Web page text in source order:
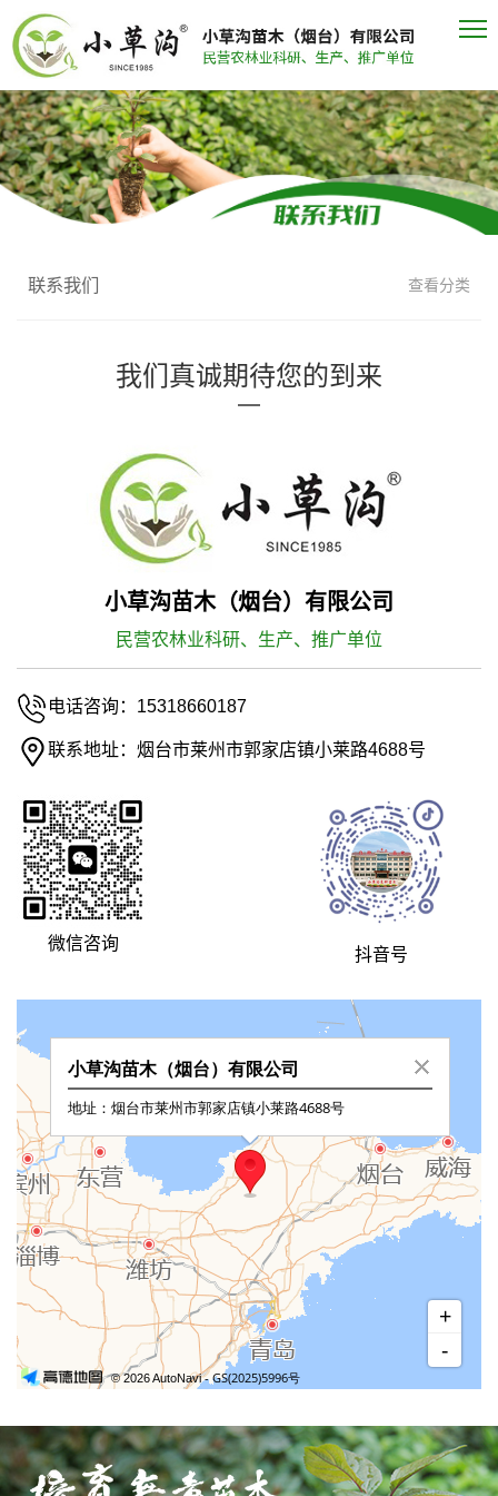
联系我们 查看分类
我们真诚期待您的到来
小草沟苗木（烟台）有限公司
民营农林业科研、生产、推广单位
电话咨询：15318660187
联系地址：烟台市莱州市郭家店镇小莱路4688号
微信咨询
抖音号